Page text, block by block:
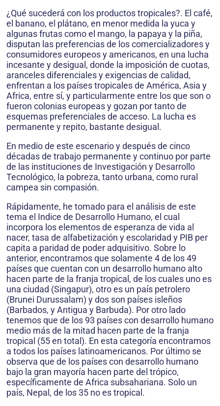
¿Qué sucederá con los productos tropicales?. El café,
el banano, el plátano, en menor medida la yuca y
algunas frutas como el mango, la papaya y la piña,
disputan las preferencias de los comercializadores y
consumidores europeos y americanos, en una lucha
incesante y desigual, donde la imposición de cuotas,
aranceles diferenciales y exigencias de calidad,
enfrentan a los países tropicales de América, Asia y
Africa, entre sí, y particularmente entre los que son o
fueron colonias europeas y gozan por tanto de
esquemas preferenciales de acceso. La lucha es
permanente y repito, bastante desigual.
En medio de este escenario y después de cinco
décadas de trabajo permanente y continuo por parte
de las instituciones de Investigación y Desarrollo
Tecnológico, la pobreza, tanto urbana, como rural
campea sin compasión.
Rápidamente, he tomado para el análisis de este
tema el Indice de Desarrollo Humano, el cual
incorpora los elementos de esperanza de vida al
nacer, tasa de alfabetización y escolaridad y PIB per
capita a paridad de poder adquisitivo. Sobre lo
anterior, encontramos que solamente 4 de los 49
países que cuentan con un desarrollo humano alto
hacen parte de la franja tropical, de los cuales uno es
una ciudad (Singapur), otro es un país petrolero
(Brunei Durussalam) y dos son países isleños
(Barbados, y Antigua y Barbuda). Por otro lado
tenemos que de los 93 países con desarrollo humano
medio más de la mitad hacen parte de la franja
tropical (55 en total). En esta categoría encontramos
a todos los países latinoamericanos. Por último se
observa que de los países con desarrollo humano
bajo la gran mayoría hacen parte del trópico,
específicamente de Africa subsahariana. Solo un
país, Nepal, de los 35 no es tropical.